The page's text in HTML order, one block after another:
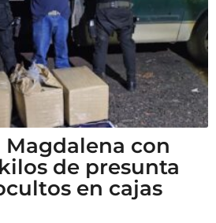
Magdalena con
de presunta
en cajas